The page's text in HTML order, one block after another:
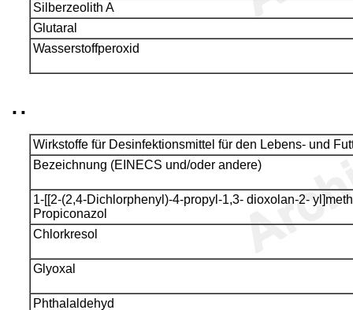
Silberzeolith A
Glutaral
Wasserstoffperoxid
..
Wirkstoffe für Desinfektionsmittel für den Lebens- und
Bezeichnung (EINECS und/oder andere)
1-[[2-(2,4-Dichlorphenyl)-4-propyl-1,3- dioxolan-2-
Propiconazol
Chlorkresol
Glyoxal
Phthalaldehyd